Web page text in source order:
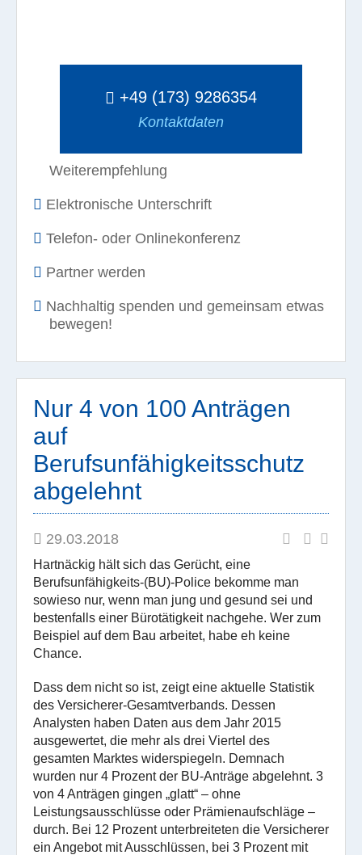
+49 (173) 9286354
Kontaktdaten
Weiterempfehlung
Elektronische Unterschrift
Telefon- oder Onlinekonferenz
Partner werden
Nachhaltig spenden und gemeinsam etwas
bewegen!
Nur 4 von 100 Anträgen
auf
Berufsunfähigkeitsschutz
abgelehnt
29.03.2018
Hartnäckig hält sich das Gerücht, eine
Berufsunfähigkeits-(BU)-Police bekomme man
sowieso nur, wenn man jung und gesund sei und
bestenfalls einer Bürotätigkeit nachgehe. Wer zum
Beispiel auf dem Bau arbeitet, habe eh keine
Chance.
Dass dem nicht so ist, zeigt eine aktuelle Statistik
des Versicherer-Gesamtverbands. Dessen
Analysten haben Daten aus dem Jahr 2015
ausgewertet, die mehr als drei Viertel des
gesamten Marktes widerspiegeln. Demnach
wurden nur 4 Prozent der BU-Anträge abgelehnt. 3
von 4 Anträgen gingen „glatt“ – ohne
Leistungsausschlüsse oder Prämienaufschläge –
durch. Bei 12 Prozent unterbreiteten die Versicherer
ein Angebot mit Ausschlüssen, bei 3 Prozent mit